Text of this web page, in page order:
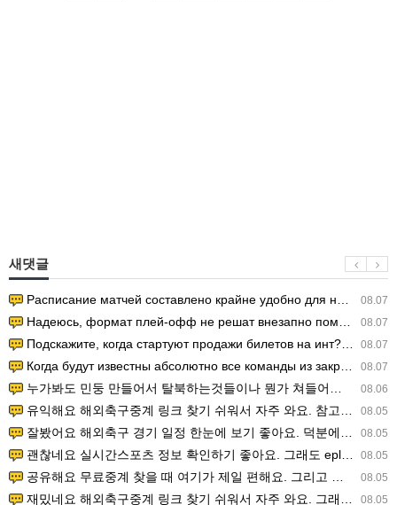
새댓글
08.07
Расписание матчей составлено крайне удобно для нашего часово…
08.07
Надеюсь, формат плей-офф не решат внезапно поменять. https:/…
08.07
Подскажите, когда стартуют продажи билетов на инт? https://g…
08.07
Когда будут известны абсолютно все команды из закрытых квали…
08.06
누가봐도 민둥 만들어서 탈북하는것들이나 뭔가 쳐들어오는 낌새를 미리 알아차리기 위함이지 저걸 전쟁준비라고 하…
08.05
유익해요 해외축구중계 링크 찾기 쉬워서 자주 와요. 참고로 무료스포츠중계 정보 확인할 때 출처 꼭 체크해요.…
08.05
잘봤어요 해외축구 경기 일정 한눈에 보기 좋아요. 덕분에 epl중계 볼 때 공식 중계 채널 먼저 찾아봐요. …
08.05
괜찮네요 실시간스포츠 정보 확인하기 좋아요. 그래도 epl중계 볼 때 공식 중계 채널 먼저 찾아봐요. 북마크…
08.05
공유해요 무료중계 찾을 때 여기가 제일 편해요. 그리고 무료스포츠중계 정보 확인할 때 출처 꼭 체크해요. 앞…
08.05
재밌네요 해외축구중계 링크 찾기 쉬워서 자주 와요. 그래서 해외축구중계도 정식 서비스로 봐야 안전해요. 다음…